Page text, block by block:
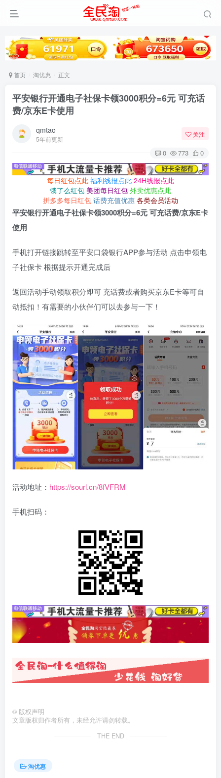
首页 淘优惠 正文
平安银行开通电子社保卡领3000积分=6元 可充话
费/京东E卡使用
qmtao
5年前更新
关注
0 773 0
每日红包点此 福利线报点此 24H线报点此
饿了么红包 美团每日红包 外卖优惠点此
拼多多每日红包 话费充值优惠 各类会员活动
平安银行开通电子社保卡领3000积分=6元 可充话费/京东E卡
使用
手机打开链接跳转至平安口袋银行APP参与活动 点击申领电
子社保卡 根据提示开通完成后
返回活动手动领取积分即可 充话费或者购买京东E卡等可自
动抵扣！有需要的小伙伴们可以去参与一下！
活动地址： https://sourl.cn/8fVFRM
手机扫码：
© 版权声明
文章版权归作者所有，未经允许请勿转载。
THE END
淘优惠